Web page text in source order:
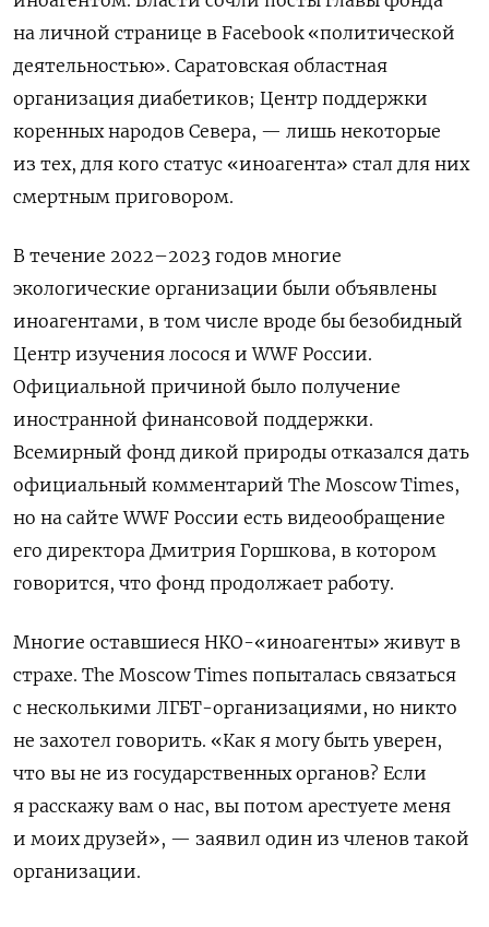
на личной странице в Facebook «политической
деятельностью». Саратовская областная
организация диабетиков; Центр поддержки
коренных народов Севера, — лишь некоторые
из тех, для кого статус «иноагента» стал для них
смертным приговором.
В течение 2022–2023 годов многие
экологические организации были объявлены
иноагентами, в том числе вроде бы безобидный
Центр изучения лосося и WWF России.
Официальной причиной было получение
иностранной финансовой поддержки.
Всемирный фонд дикой природы отказался дать
официальный комментарий The Moscow Times,
но на сайте WWF России есть видеообращение
его директора Дмитрия Горшкова, в котором
говорится, что фонд продолжает работу.
Многие оставшиеся НКО-«иноагенты» живут в
страхе. The Moscow Times попыталась связаться
с несколькими ЛГБТ-организациями, но никто
не захотел говорить. «Как я могу быть уверен,
что вы не из государственных органов? Если
я расскажу вам о нас, вы потом арестуете меня
и моих друзей», — заявил один из членов такой
организации.